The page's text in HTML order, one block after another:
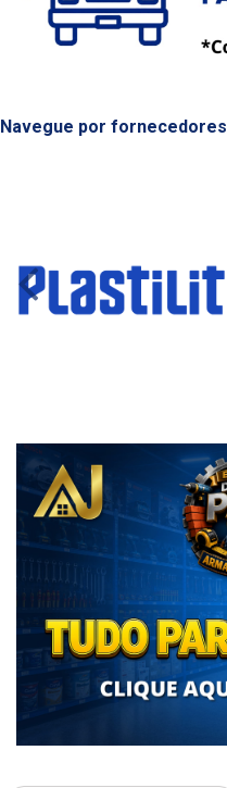
Navegue por fornecedores